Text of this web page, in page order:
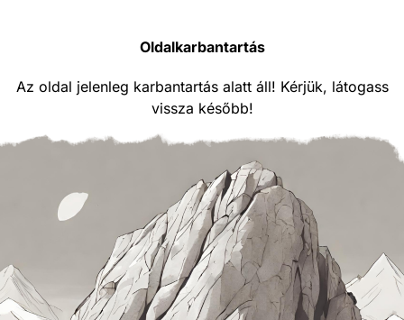
Oldalkarbantartás
Az oldal jelenleg karbantartás alatt áll! Kérjük, látogass
vissza később!